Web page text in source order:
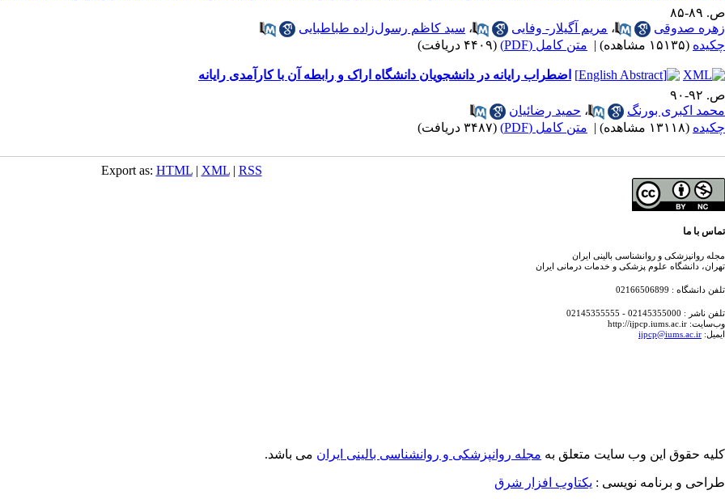
ص. ۸۹-۸۵
زهره صدوقی
، مریم آگیلار- وفایی ، سید کاظم رسول‌زاده طباطبایی
چکیده (۱۵۱۳۵ مشاهده) | متن کامل (PDF) (۴۴۰۹ دریافت)
اضطراب رایانه در دانشجویان دانشگاه اراک و رابطه آن با کارآمدی رایانه
ص. ۹۲-۹۰
محمد اکبری بورنگ
، حمید رضائیان
چکیده (۱۳۱۱۸ مشاهده) | متن کامل (PDF) (۳۴۸۷ دریافت)
Export as: HTML| XML| RSS
تماس با ما
مجله روانپزشکی و روانشناسی بالینی ایران
تهران، دانشگاه علوم پزشکی و خدمات درمانی ایران
تلفن دانشگاه : 02166506899
تلفن ناشر : 02145355000 - 02145355555
وب‌سایت: http://ijpcp.iums.ac.ir
ایمیل: ijpcp@iums.ac.ir
کلیه حقوق این وب سایت متعلق به مجله روانپزشکی و روانشناسی بالینی ایران می باشد.
طراحی و برنامه نویسی : یکتاوب افزار شرق